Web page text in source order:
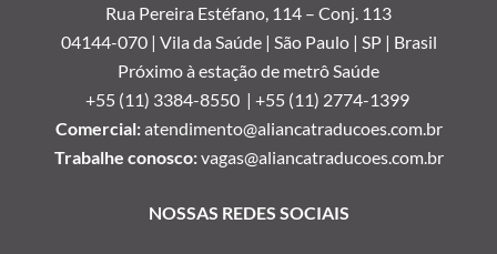
Rua Pereira Estéfano, 114 – Conj. 113
04144-070 | Vila da Saúde | São Paulo | SP | Brasil
Próximo à estação de metrô Saúde
+55 (11) 3384-8550 | +55 (11) 2774-1399
Comercial:atendimento@aliancatraducoes.com.br
Trabalhe conosco:vagas@aliancatraducoes.com.br
NOSSAS REDES SOCIAIS